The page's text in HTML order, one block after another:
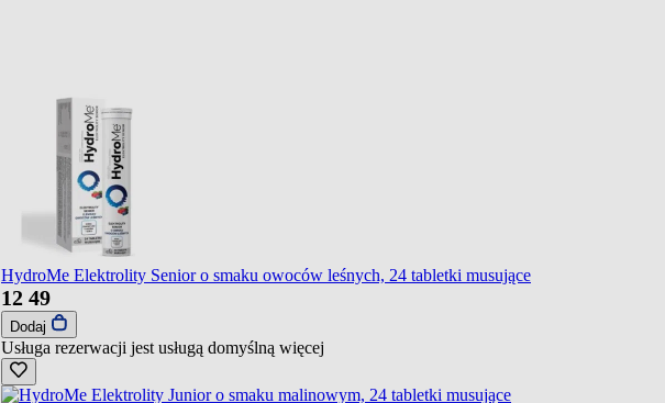
HydroMe Elektrolity Senior o smaku owoców leśnych, 24 tabletki musujące
12 49
Dodaj
Usługa rezerwacji jest usługą domyślną więcej